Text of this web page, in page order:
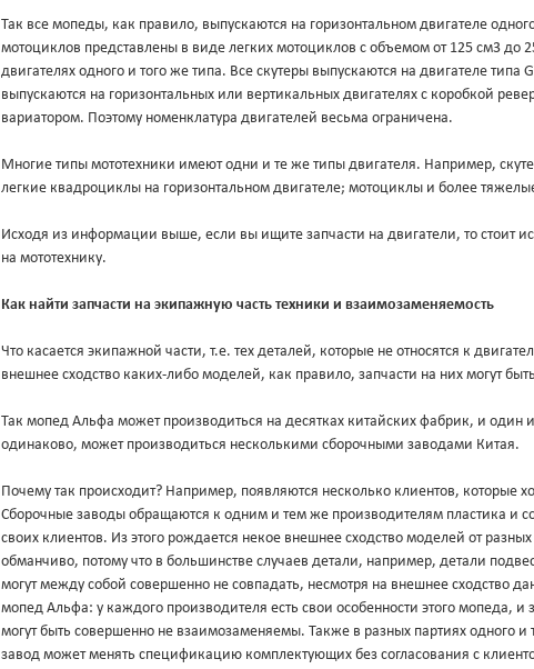
Так все мопеды, как правило, выпускаются на горизонтальном двигателе
мотоциклов представлены в виде легких мотоциклов с объемом от 125 см3 до
двигателях одного и того же типа. Все скутеры выпускаются на двигателе
выпускаются на горизонтальных или вертикальных двигателях с коробкой
вариатором. Поэтому номенклатура двигателей весьма ограничена.
Многие типы мототехники имеют одни и те же типы двигателя. Например,
легкие квадроциклы на горизонтальном двигателе; мотоциклы и более
Исходя из информации выше, если вы ищите запчасти на двигатели, то стоит
на мототехнику.
Как найти запчасти на экипажную часть техники и взаимозаменяемость
Что касается экипажной части, т.е. тех деталей, которые не относятся к
внешнее сходство каких-либо моделей, как правило, запчасти на них могут
Так мопед Альфа может производиться на десятках китайских фабрик, и один
одинаково, может производиться несколькими сборочными заводами Китая.
Почему так происходит? Например, появляются несколько клиентов, которые
Сборочные заводы обращаются к одним и тем же производителям пластика и
своих клиентов. Из этого рождается некое внешнее сходство моделей от
обманчиво, потому что в большинстве случаев детали, например, детали
могут между собой совершенно не совпадать, несмотря на внешнее сходство
мопед Альфа: у каждого производителя есть свои особенности этого мопеда,
могут быть совершенно не взаимозаменяемы. Также в разных партиях одного
завод может менять спецификацию комплектующих без согласования с